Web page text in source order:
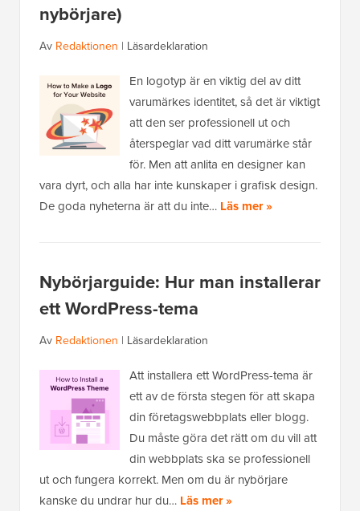
nybörjare)
Av Redaktionen | Läsardeklaration
En logotyp är en viktig del av ditt
varumärkes identitet, så det är viktigt
att den ser professionell ut och
återspeglar vad ditt varumärke står
för. Men att anlita en designer kan
vara dyrt, och alla har inte kunskaper i grafisk design.
De goda nyheterna är att du inte… Läs mer »
Nybörjarguide: Hur man installerar
ett WordPress-tema
Av Redaktionen | Läsardeklaration
Att installera ett WordPress-tema är
ett av de första stegen för att skapa
din företagswebbplats eller blogg.
Du måste göra det rätt om du vill att
din webbplats ska se professionell
ut och fungera korrekt. Men om du är nybörjare
kanske du undrar hur du… Läs mer »